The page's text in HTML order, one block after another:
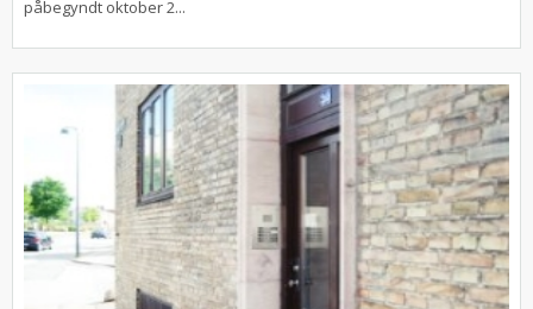
påbegyndt oktober 2...